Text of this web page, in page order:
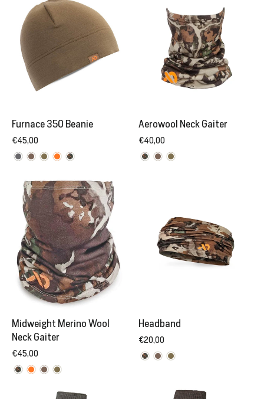
Furnace 350 Beanie
€45,00
Aerowool Neck Gaiter
€40,00
Midweight Merino Wool
Neck Gaiter
€45,00
Headband
€20,00